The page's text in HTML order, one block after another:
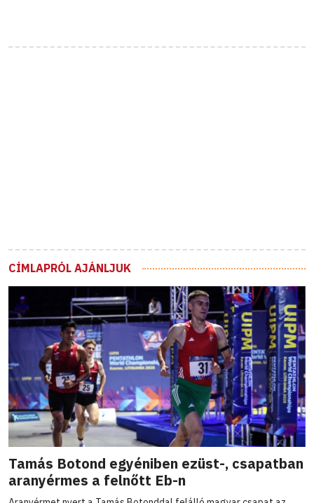
CÍMLAPRÓL AJÁNLJUK
Tamás Botond egyéniben ezüst-, csapatban
aranyérmes a felnőtt Eb-n